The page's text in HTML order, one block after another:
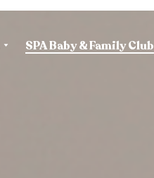
SPA Baby & Family Club